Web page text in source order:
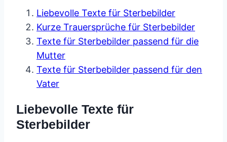
Liebevolle Texte für Sterbebilder
Kurze Trauersprüche für Sterbebilder
Texte für Sterbebilder passend für die
Mutter
Texte für Sterbebilder passend für den
Vater
Liebevolle Texte für
Sterbebilder